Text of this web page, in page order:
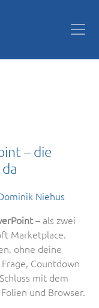
– die
Niehus
– als zwei
Marketplace.
ohne deine
Countdown
mit dem
und Browser.